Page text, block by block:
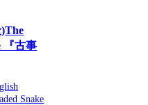
『古事
Snake